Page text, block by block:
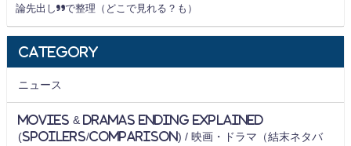
論先出し”で整理（どこで見れる？も）
Category
ニュース
Movies & Dramas Ending Explained
(Spoilers/Comparison) / 映画・ドラマ（結末ネタバ